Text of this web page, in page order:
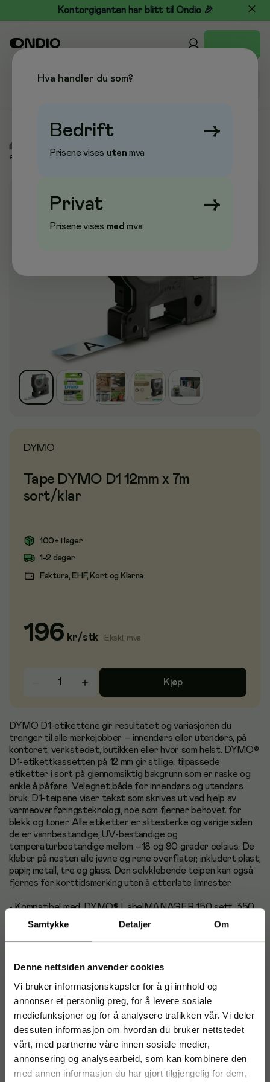
Samtykke Detaljer Om
Denne nettsiden anvender cookies
Vi bruker informasjonskapsler for å gi innhold og
annonser et personlig preg, for å levere sosiale
mediefunksjoner og for å analysere trafikken vår. Vi deler
dessuten informasjon om hvordan du bruker nettstedet
vårt, med partnerne våre innen sosiale medier,
annonsering og analysearbeid, som kan kombinere den
med annen informasjon du har gjort tilgjengelig for dem,
Kontorgiganten har blitt til Ondio 🎉
elektronisk
DYMO
Tape DYMO D1 12mm x 7m
sort/klar
100+ i lager
1-2 dager
Faktura, EHF, Kort og Klarna
196 kr/stk Ekskl. mva
Kjøp
DYMO D1-etikettene gir resultatet og variasjonen du
trenger til alle merkejobber – innendørs eller utendørs, på
kontoret, verkstedet, butikken eller hvor som helst. DYMO®
D1-etikettkassetten på 12 mm gir stilige, tilpassede
etiketter i sort på gjennomsiktig bakgrunn som er raske og
enkle å påføre. Velegnet både for innendørs og utendørs
bruk. D1-teipene viser tekst som skrives ut ved hjelp av
varmeoverføringsteknologi, noe som fjerner behovet for
blekk og toner. Alle etiketter er slitesterke og varige siden
de er vannbestandige, UV-bestandige og
temperaturbestandige mellom –18 og 90 grader celsius. De
kleber på nesten alle jevne og rene overflater, inkludert plast,
papir, metall, tre og glass. Den selvklebende teipen kan også
fjernes for korttidsmerking uten å etterlate limrester.
- Kompatibel med: DYMO® LabelMANAGER 150 sett, 350,
350D, 450, 450D, PC, LabelPOINT 250, 250 utstyrsboks,
350, 350 utstyrsboks
- Inkluderer: 1 rull
- Størrelse: 12 mm x 7 m
- Etiketter kan fjernes uten å etterlate limrester
Hva handler du som?
Bedrift →
Prisene vises uten mva
Privat →
Prisene vises med mva